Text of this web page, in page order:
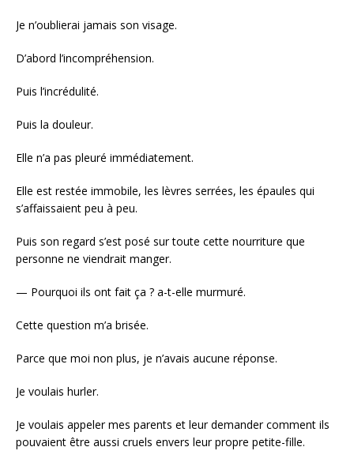
Je n’oublierai jamais son visage.
D’abord l’incompréhension.
Puis l’incrédulité.
Puis la douleur.
Elle n’a pas pleuré immédiatement.
Elle est restée immobile, les lèvres serrées, les épaules qui
s’affaissaient peu à peu.
Puis son regard s’est posé sur toute cette nourriture que
personne ne viendrait manger.
— Pourquoi ils ont fait ça ? a-t-elle murmuré.
Cette question m’a brisée.
Parce que moi non plus, je n’avais aucune réponse.
Je voulais hurler.
Je voulais appeler mes parents et leur demander comment ils
pouvaient être aussi cruels envers leur propre petite-fille.